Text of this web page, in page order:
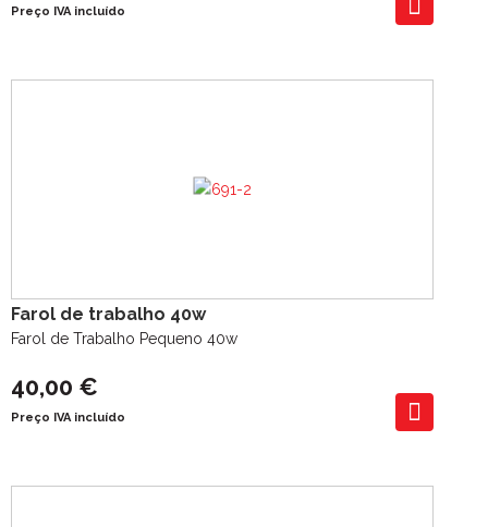
Preço IVA incluído
Farol de trabalho 40w
Farol de Trabalho Pequeno 40w
40,00 €
Preço IVA incluído